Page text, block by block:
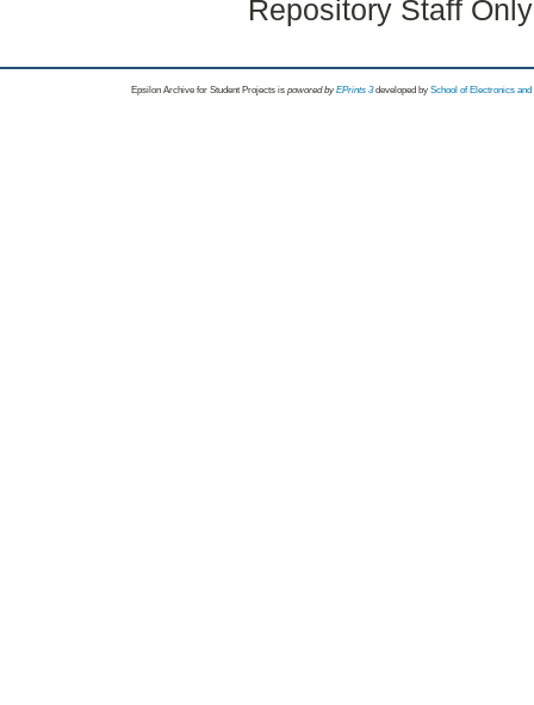
Repository Staff
Epsilon Archive for Student Projects is powored byEPrints 3 developed by School of Electronics